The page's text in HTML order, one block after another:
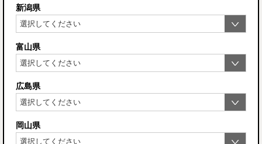
新潟県
富山県
広島県
岡山県